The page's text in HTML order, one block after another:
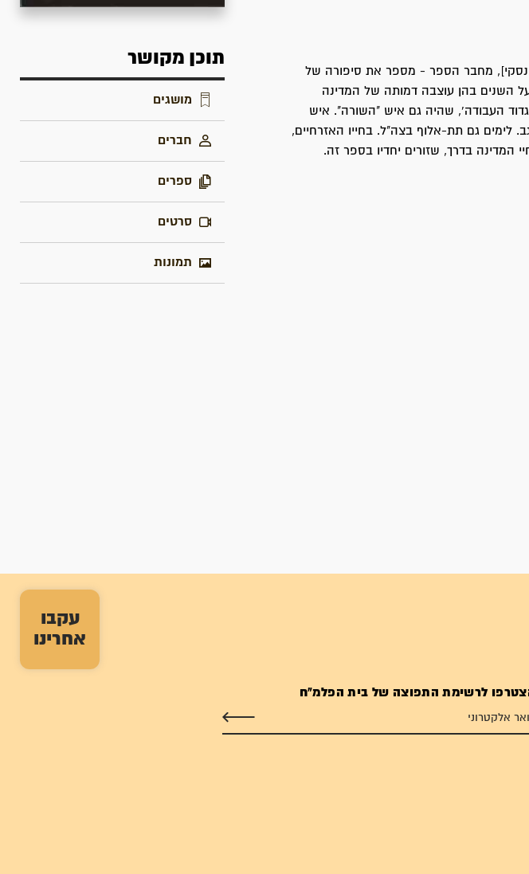
עקבו
אחרינו
מחבר הספר - מספר את סיפורה של
השנים בהן עוצבה דמותה של המדינה
העבודה', שהיה גם איש "השורה". איש
לימים גם תת-אלוף בצה"ל. בחייו האזרחיים,
המדינה בדרך, שזורים יחדיו בספר זה.
תוכן מקושר
מושגים
חברים
ספרים
סרטים
תמונות
לרשימת התפוצה של בית הפלמ"ח